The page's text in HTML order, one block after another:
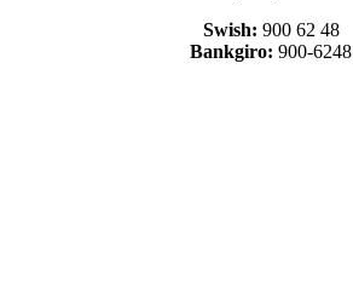
Swish: 900 62 48
Bankgiro: 900-6248